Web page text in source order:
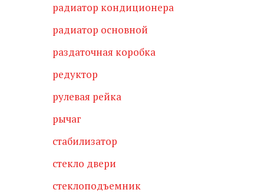
радиатор кондиционера
радиатор основной
раздаточная коробка
редуктор
рулевая рейка
рычаг
стабилизатор
стекло двери
стеклоподъемник